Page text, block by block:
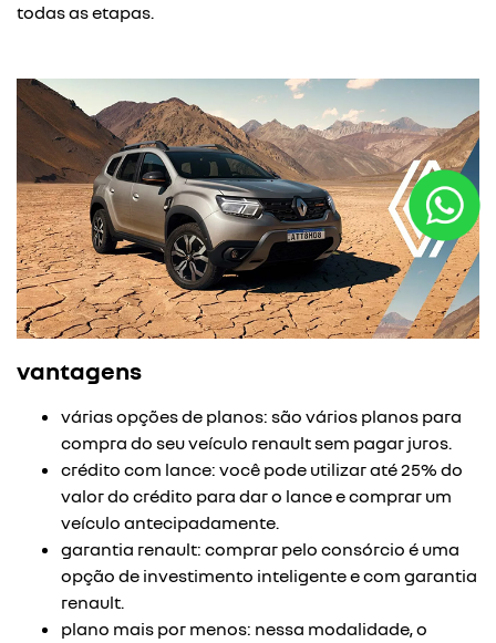
todas as etapas.
vantagens
várias opções de planos: são vários planos para
compra do seu veículo renault sem pagar juros.
crédito com lance: você pode utilizar até 25% do
valor do crédito para dar o lance e comprar um
veículo antecipadamente.
garantia renault: comprar pelo consórcio é uma
opção de investimento inteligente e com garantia
renault.
plano mais por menos: nessa modalidade, o